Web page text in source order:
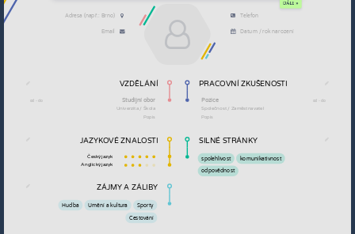
DÁLE »
VZDĚLÁNÍ
JAZYKOVÉ ZNALOSTI
Český jazyk
Anglický jazyk
ZÁJMY A ZÁLIBY
Hudba Umění a kultura Sporty
Cestování
PRACOVNÍ ZKUŠENOSTI
SILNÉ STRÁNKY
spolehlivost
komunikativnost
odpovědnost